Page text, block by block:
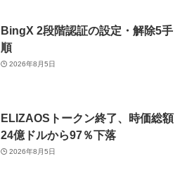
BingX 2段階認証の設定・解除5手
順
2026年8月5日
ELIZAOSトークン終了、時価総額
24億ドルから97％下落
2026年8月5日